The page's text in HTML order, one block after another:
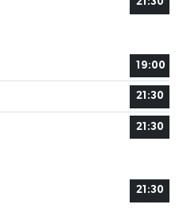
19:00
21:30
21:30
21:30